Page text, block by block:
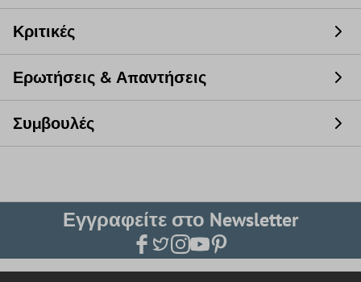
Κριτικές
Ερωτήσεις & Απαντήσεις
Συμβουλές
Εγγραφείτε στο Newsletter